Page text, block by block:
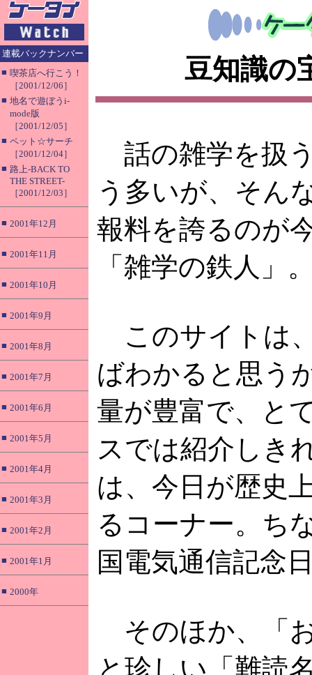
連載バックナンバー
■ 喫茶店へ行こう！
［2001/12/06］
■ 地名で遊ぼうi-
mode版
［2001/12/05］
■ ペット☆サーチ
［2001/12/04］
■ 路上-BACK TO
THE STREET-
［2001/12/03］
■ 2001年12月
■ 2001年11月
■ 2001年10月
■ 2001年9月
■ 2001年8月
■ 2001年7月
■ 2001年6月
■ 2001年5月
■ 2001年4月
■ 2001年3月
■ 2001年2月
■ 2001年1月
■ 2000年
豆知識の
話の雑学を扱
う多いが、そん
報料を誇るのが
「雑学の鉄人」
このサイトは
ばわかると思う
量が豊富で、と
スでは紹介しき
は、今日が歴史
るコーナー。ち
国電気通信記念
そのほか、「
と珍しい「難読